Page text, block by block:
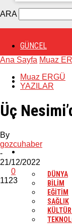
ARA
GÜNCEL
POLİTİKA
EKONOMİ
DÜNYA
BİLİM
EĞİTİM
SAĞLIK
Ana Sayfa Muaz
Muaz ERGÜ
YAZILAR
Üç
By
gozcuhaber
-
21/12/2022
0
1123